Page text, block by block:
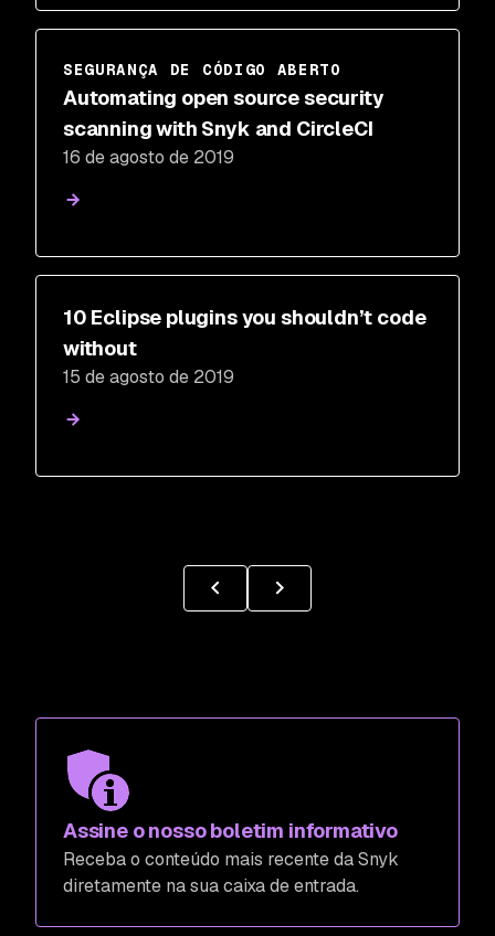
SEGURANÇA DE CÓDIGO ABERTO
Automating open source security
scanning with Snyk and CircleCI
16 de agosto de 2019
10 Eclipse plugins you shouldn’t code
without
15 de agosto de 2019
Assine o nosso boletim informativo
Receba o conteúdo mais recente da Snyk
diretamente na sua caixa de entrada.